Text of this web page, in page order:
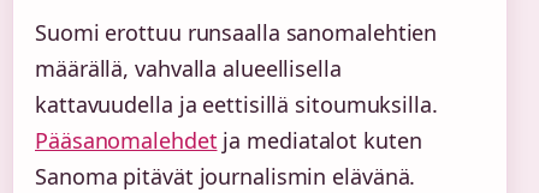
Suomi erottuu runsaalla sanomalehtien
määrällä, vahvalla alueellisella
kattavuudella ja eettisillä sitoumuksilla.
Pääsanomalehdet ja mediatalot kuten
Sanoma pitävät journalismin elävänä.